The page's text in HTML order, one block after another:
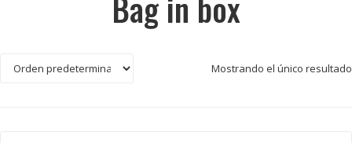
Mostrando el único resultado